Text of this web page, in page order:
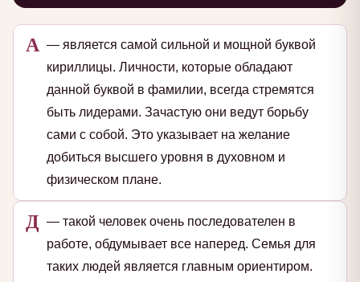
А — является самой сильной и мощной буквой
кириллицы. Личности, которые обладают
данной буквой в фамилии, всегда стремятся
быть лидерами. Зачастую они ведут борьбу
сами с собой. Это указывает на желание
добиться высшего уровня в духовном и
физическом плане.
Д — такой человек очень последователен в
работе, обдумывает все наперед. Семья для
таких людей является главным ориентиром.